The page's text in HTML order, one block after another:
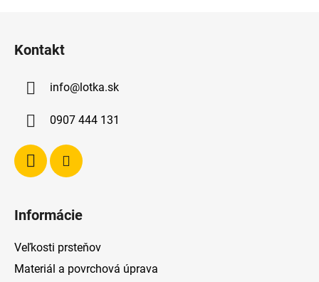
Kontakt
info@lotka.sk
0907 444 131
Informácie
Veľkosti prsteňov
Materiál a povrchová úprava